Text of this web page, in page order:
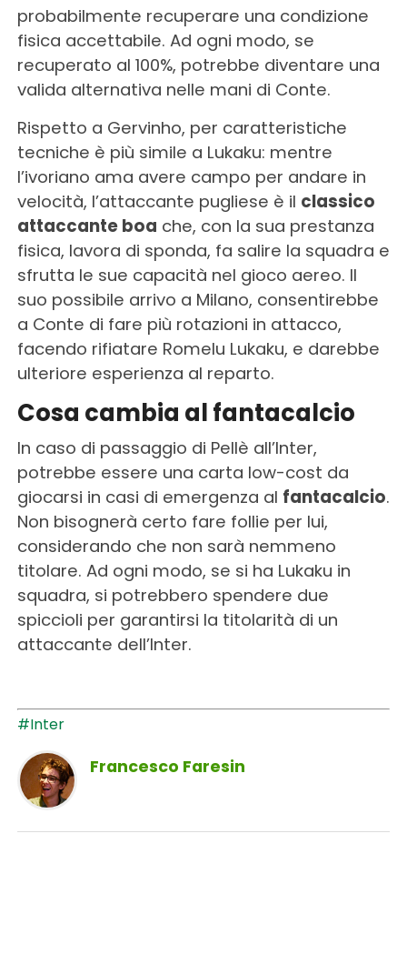
probabilmente recuperare una condizione
fisica accettabile. Ad ogni modo, se
recuperato al 100%, potrebbe diventare una
valida alternativa nelle mani di Conte.
Rispetto a Gervinho, per caratteristiche
tecniche è più simile a Lukaku: mentre
l’ivoriano ama avere campo per andare in
velocità, l’attaccante pugliese è il classico
attaccante boa che, con la sua prestanza
fisica, lavora di sponda, fa salire la squadra e
sfrutta le sue capacità nel gioco aereo. Il
suo possibile arrivo a Milano, consentirebbe
a Conte di fare più rotazioni in attacco,
facendo rifiatare Romelu Lukaku, e darebbe
ulteriore esperienza al reparto.
Cosa cambia al fantacalcio
In caso di passaggio di Pellè all’Inter,
potrebbe essere una carta low-cost da
giocarsi in casi di emergenza al fantacalcio.
Non bisognerà certo fare follie per lui,
considerando che non sarà nemmeno
titolare. Ad ogni modo, se si ha Lukaku in
squadra, si potrebbero spendere due
spiccioli per garantirsi la titolarità di un
attaccante dell’Inter.
#Inter
Francesco Faresin